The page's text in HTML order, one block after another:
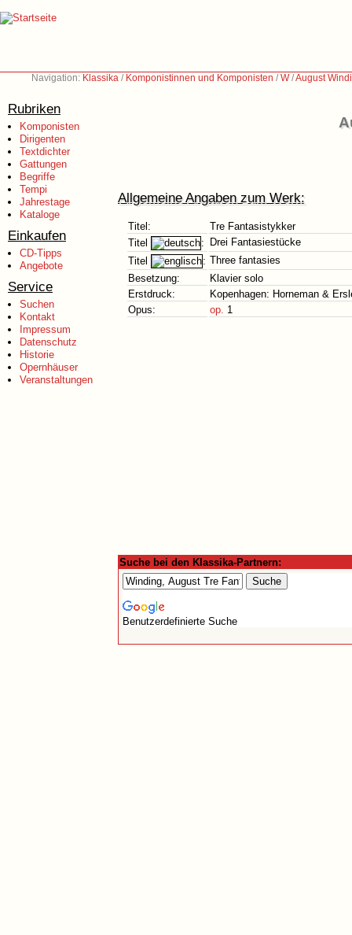
Navigation: Klassika / Komponistinnen und Komponisten /W/August
Rubriken
Komponisten
Dirigenten
Textdichter
Gattungen
Begriffe
Tempi
Jahrestage
Kataloge
Einkaufen
CD-Tipps
Angebote
Service
Suchen
Kontakt
Impressum
Datenschutz
Historie
Opernhäuser
Veranstaltungen
Allgemeine Angaben zum Werk:
Titel:
Tre Fantasistykker
Titel
:
Drei Fantasiestücke
Titel
: Three fantasies
Besetzung:
Klavier solo
Erstdruck:
Kopenhagen: Horneman &
Opus:
op. 1
Suche bei den Klassika-Partnern:
Benutzerdefinierte Suche